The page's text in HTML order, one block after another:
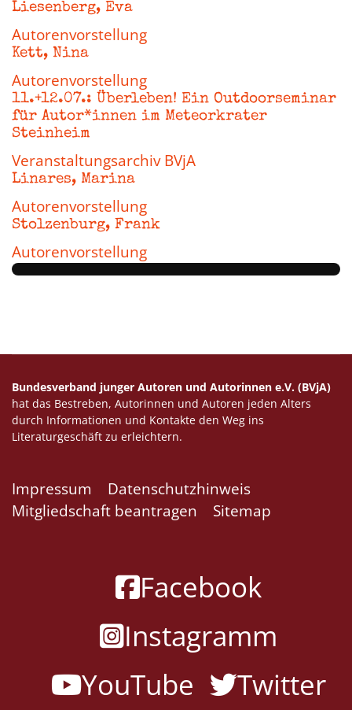
Liesenberg, Eva
Autorenvorstellung
Kett, Nina
Autorenvorstellung
11.+12.07.: Überleben! Ein Outdoorseminar
für Autor*innen im Meteorkrater
Steinheim
Veranstaltungsarchiv BVjA
Linares, Marina
Autorenvorstellung
Stolzenburg, Frank
Autorenvorstellung
Bundesverband junger Autoren und Autorinnen e.V. (BVjA)
hat das Bestreben, Autorinnen und Autoren jeden Alters
durch Informationen und Kontakte den Weg ins
Literaturgeschäft zu erleichtern.
Impressum
Datenschutzhinweis
Mitgliedschaft beantragen
Sitemap
Facebook
Instagramm
YouTube
Twitter